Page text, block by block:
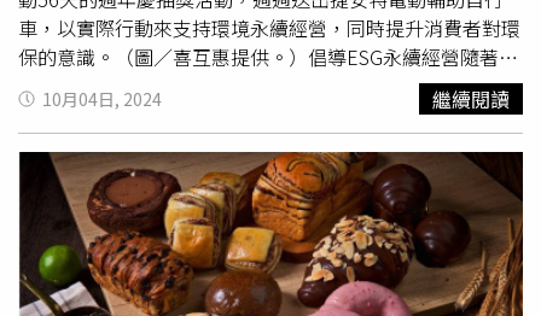
式歡聚回店禮1張及100元泰系美味回店禮2張，若恰好還未
預訂年菜的人也不妨納入清單。和食餐廳「淡粹」選用
「YAMAE食品 宮崎辣味噌」、「SMOLT 月見黃金醬油漬魚
卵」設計套餐中3道菜色，圖為「宮崎黑瀨鰤魚佐三色漬魚
卵」。（圖／宮崎物產祭提供）堁夏咖啡推出宮崎焙茶午茶
系列（左）、CHER AQUA 蒔. 瀞設計兩款茶酒。（圖／宮
崎物產祭提供）另外台中與日本宮崎縣於2024歲末正式簽
訂友好交流協議，為促進兩地在觀光之外的交流，宮崎縣攜
手台中餐飲業者帶來「宮崎物產祭」，並將宮崎縣野生青眼
魚、珍稀的醃漬鱒魚卵、完熟金柑、自然農法焙茶等特物產
母，讓大家用「眉飛蛇舞招財開醞禮盒組」微醺迎新春。
（788元，圖／臺虎精釀提供）而在臺虎精釀紅通通的新年
禮盒裡，有象徵吉祥如意的金桔啤酒，點綴甜滋滋的柳橙花
蜜，帶來酸甜爽口的多層次果香，搭配「發發發」諧音的
8.88%帶勁酒精濃度；另外還有一枚規格浮誇的「蛇年限定
金幣錢母」，金幣錢母採用精緻的3D立體浮雕工藝，刻畫
靈蛇盤繞著葫蘆的喜氣模樣，象徵為金蛇年增福添祿；而金
幣上逗趣的「蛇拿酒穩」文字，意指遇到金蛇年的任何挑戰
都能十拿九穩、心想事成。無論是拿來放在家中財位增添運
勢，或是直接用來刮刮樂「物理加持」，都能感受到金幣錢
車，以實際行動來支持環境永續經營，同時提升消費者對環
保的意識。（圖／喜互惠提供。）倡導ESG永續經營隨著氣
候變遷及環境問題的日益嚴峻，企業肩負起的社會責任愈發
重要。喜互惠生鮮超市總經理曾麗卿表示：「我們深信，永
續經營不僅是企業的責任，更是我們每個人的使命。透過推
動環保與社會責任，我們希望能夠影響更多消費者，共同實
現友善家園的願景。」蔬果裸賣與自備購物袋的推廣喜互惠
生鮮超市近期與宜蘭縣環保局共同推廣蔬果裸賣理念，致力
於減少包裝浪費，鼓勵消費者挑選無包裝蔬果共同守護家園
環境。這一做法不僅能降低塑料使用量，也讓消費者能夠更
10月04日, 2024 繼續閱讀